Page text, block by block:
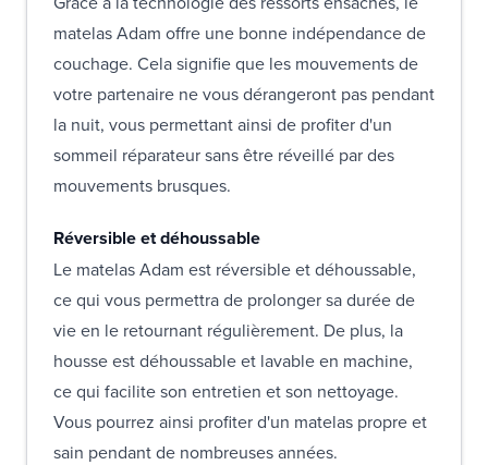
matelas Adam offre une bonne indépendance de
couchage. Cela signifie que les mouvements de
votre partenaire ne vous dérangeront pas pendant
la nuit, vous permettant ainsi de profiter d'un
sommeil réparateur sans être réveillé par des
mouvements brusques.
Réversible et déhoussable
Le matelas Adam est réversible et déhoussable,
ce qui vous permettra de prolonger sa durée de
vie en le retournant régulièrement. De plus, la
housse est déhoussable et lavable en machine,
ce qui facilite son entretien et son nettoyage.
Vous pourrez ainsi profiter d'un matelas propre et
sain pendant de nombreuses années.